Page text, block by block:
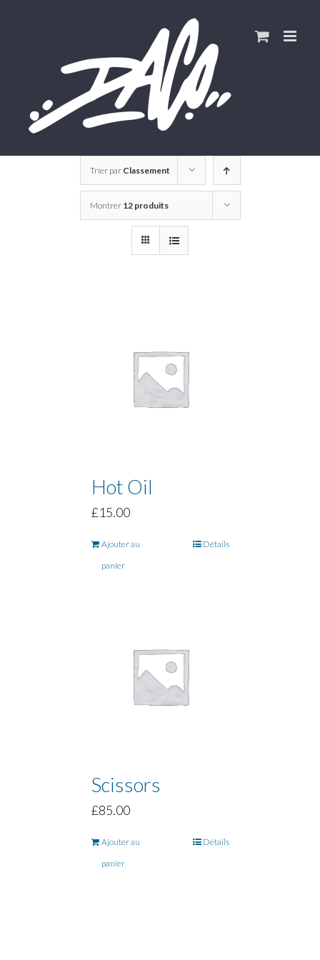
Trier par Classement
Montrer 12 produits
Hot Oil
£15.00
Ajouter au
panier
Détails
Scissors
£85.00
Ajouter au
panier
Détails